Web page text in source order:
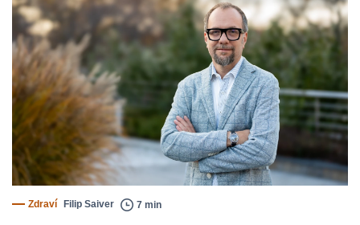
Zdraví Filip Saiver 7 min